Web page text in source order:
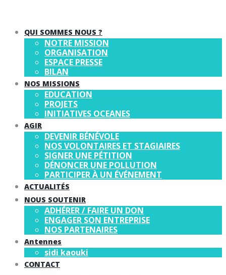
QUI SOMMES NOUS ?
NOTRE MISSION
ORGANISATION
ESPACE PRESSE
BILAN
NOS MISSIONS
EDUCATION
PROJETS
INITIATIVES OCEANES
AGIR
DEVENIR BÉNÉVOLE
NOS VOLONTAIRES ET STAGIAIRES
SIGNER UNE PÉTITION
DÉNONCER UNE POLLUTION
PARTICIPER À UN ÉVÉNEMENT
ACTUALITÉS
NOUS SOUTENIR
ADHÉRER / FAIRE UN DON
ENGAGER SON ENTREPRISE
NOS PARTENAIRES
Antennes
sidi kaouki
CONTACT